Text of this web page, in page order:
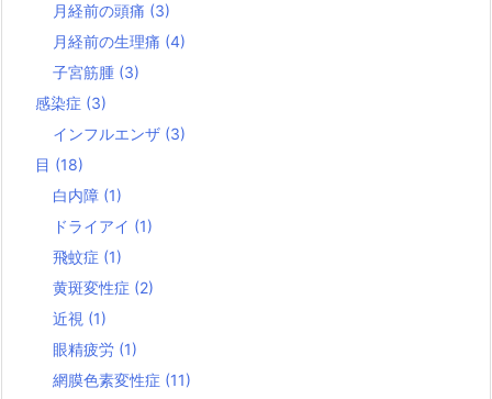
月経前の頭痛 (3)
月経前の生理痛 (4)
子宮筋腫 (3)
感染症 (3)
インフルエンザ (3)
目 (18)
白内障 (1)
ドライアイ (1)
飛蚊症 (1)
黄斑変性症 (2)
近視 (1)
眼精疲労 (1)
網膜色素変性症 (11)